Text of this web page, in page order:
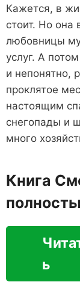
Кажется, в
стоит. Но она
любовницы
услуг. А
и непонятно,
проклятое
настоящим
снегопады и
много
Книга
ь